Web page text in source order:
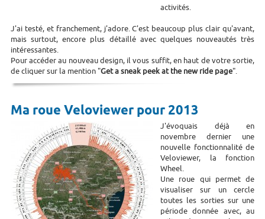
activités.
J'ai testé, et franchement, j'adore. C'est beaucoup plus clair qu'avant,
mais surtout, encore plus détaillé avec quelques nouveautés très
intéressantes.
Pour accéder au nouveau design, il vous suffit, en haut de votre sortie,
de cliquer sur la mention "Get a sneak peek at the new ride page".
Ma roue Veloviewer pour 2013
J'évoquais déjà en
novembre dernier une
nouvelle fonctionnalité de
Veloviewer, la fonction
Wheel.
Une roue qui permet de
visualiser sur un cercle
toutes les sorties sur une
période donnée avec, au